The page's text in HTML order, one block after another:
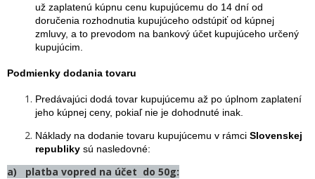
už zaplatenú kúpnu cenu kupujúcemu do 14 dní od
doručenia rozhodnutia kupujúceho odstúpiť od kúpnej
zmluvy, a to prevodom na bankový účet kupujúceho určený
kupujúcim.
Podmienky dodania tovaru
Predávajúci dodá tovar kupujúcemu až po úplnom zaplatení
jeho kúpnej ceny, pokiaľ nie je dohodnuté inak.
Náklady na dodanie tovaru kupujúcemu v rámci Slovenskej
republiky sú nasledovné:
a) platba vopred na účet do 50g: